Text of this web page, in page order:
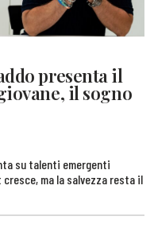
presenta il
il sogno
su talenti emergenti
ma la salvezza resta il